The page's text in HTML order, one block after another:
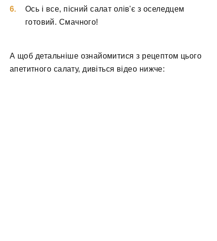
Ось і все, пісний салат олів'є з оселедцем
готовий. Смачного!
А щоб детальніше ознайомитися з рецептом цього
апетитного салату, дивіться відео нижче: